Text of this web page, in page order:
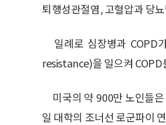
퇴행성관절염, 고혈압과 당
일례로 심장병과 COPD
resistance)을 일으켜 COPD
미국의 약 900만 노인들은
일 대학의 조너선 로군파이